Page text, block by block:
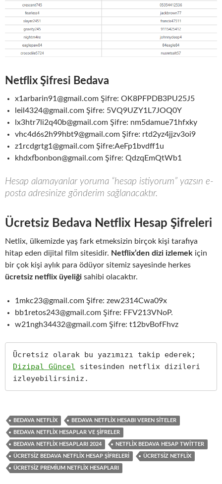
Netflix Şifresi Bedava
x1arbarin91@gmail.com Şifre: OK8PFPDB3PU25J5
leil4324@gmail.com Şifre: 5VQ9UZY1L7JOQ0Y
lx3htr7li2q40b@gmail.com Şifre: nm5damue71hfxky
vhc4d6s2h99hbt9@gmail.com Şifre: rtd2yz4jjzv3oi9
z1rcdgrtg1@gmail.com Şifre:AeFp1bvdff1u
khdxfbonbon@gmail.com Şifre: QdzqEmQtWb1
Hesap alamayanlar yoruma “hesap istiyorum” yazsın e-
posta adresinize gönderim sağlanacaktır.
Ücretsiz Bedava Netflix Hesap Şifreleri
Netlix, ülkemizde yaş fark etmeksizin birçok kişi tarafıya
hitap eden dijital film sitesidir. Netflix’den dizi izlemek için
bir çok kişi aylık para ödüyor sitemiz sayesinde herkes
ücretsiz netflix üyeliği sahibi olacaktır.
1mkc23@gmail.com Şifre: zew2314Cwa09x
bb1retos243@gmail.com Şifre: FFV213VNoP.
w21ngh34432@gmail.com Şifre: t12bvBofFhvz
Dizipal Güncel sitesinden netflix dizileri
izleyebilirsiniz.
BEDAVA NETFLIX BEDAVA NETFLIX HESABI VEREN SITELER
BEDAVA NETFLIX HESAPLAR VE ŞIFRELER
BEDAVA NETFLIX HESAPLARI 2024 NETFLIX BEDAVA HESAP TWITTER
ÜCRETSIZ BEDAVA NETFLIX HESAP ŞIFRELERI ÜCRETSIZ NETFLIX
ÜCRETSIZ PREMIUM NETFLIX HESAPLARI